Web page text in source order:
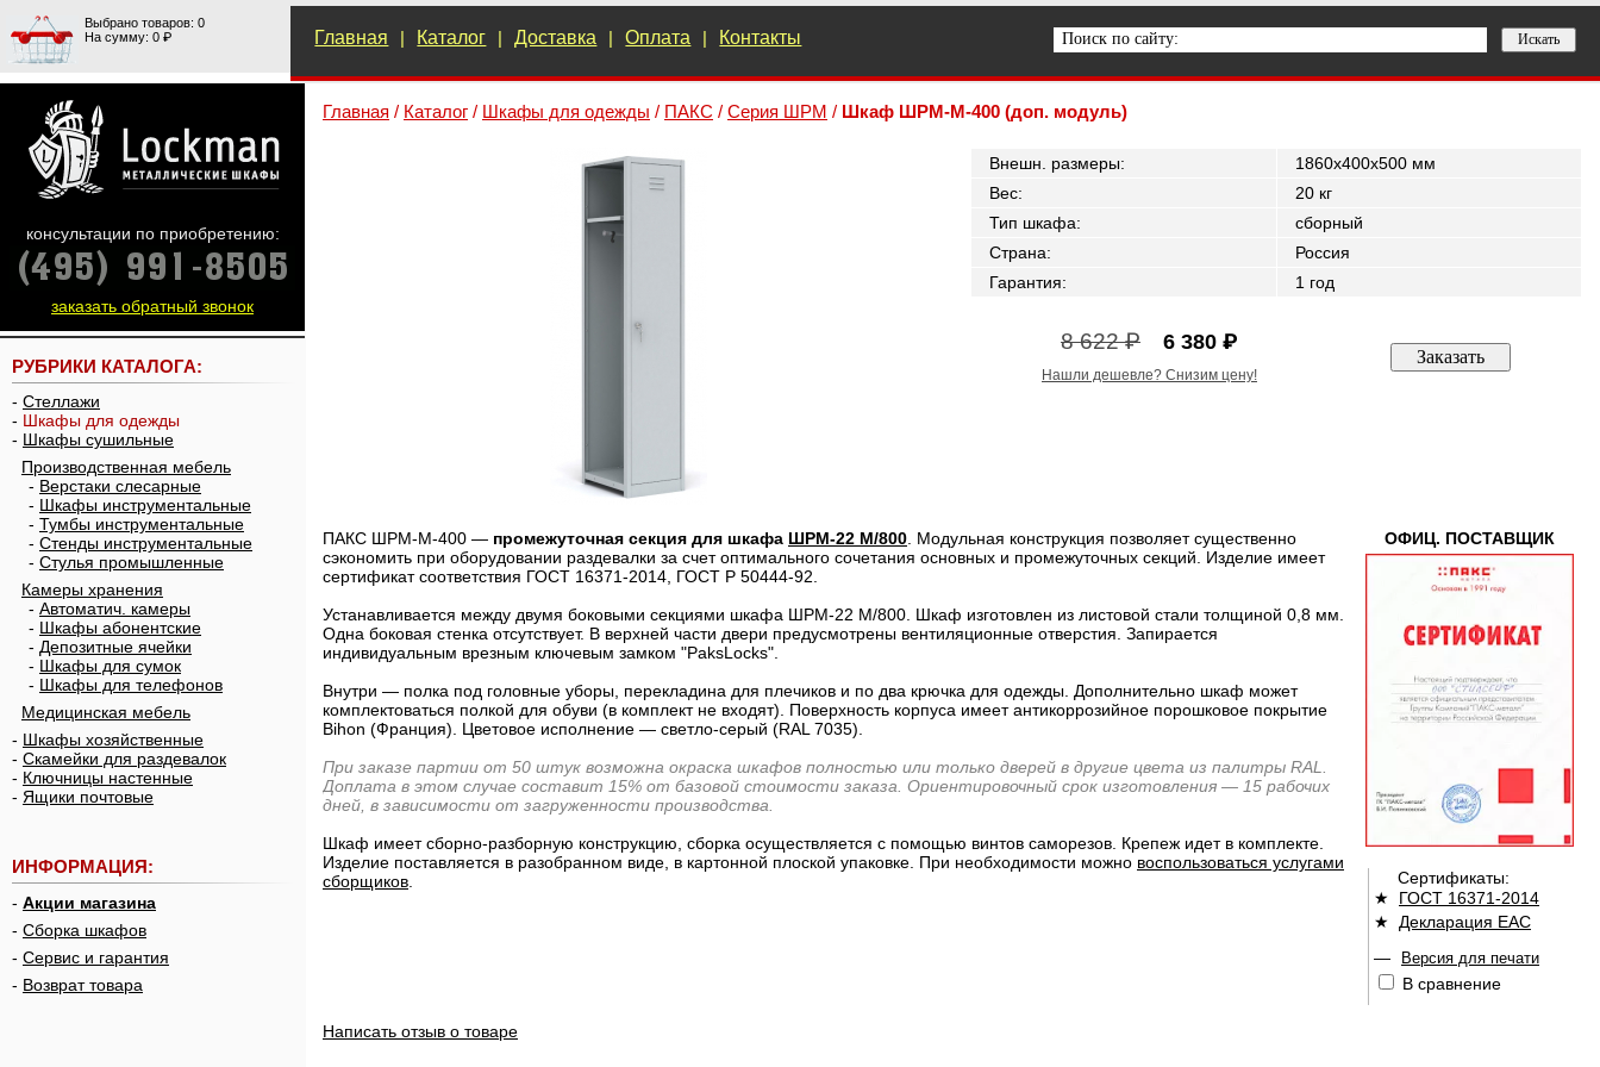
Выбрано товаров: 0
На сумму: 0 ₽
Главная | Каталог | Доставка | Оплата | Контакты
Главная / Каталог / Шкафы для одежды / ПАКС / Серия ШРМ / Шкаф ШРМ-М-400 (доп. модуль)
Внешн. размеры:
1860x400x500 мм
Вес:
20 кг
Тип шкафа:
сборный
Страна:
Россия
Гарантия: 1 год
8 622 ₽ 6 380 ₽
Нашли дешевле? Снизим цену!
ПАКС ШРМ-М-400 — промежуточная секция для шкафа ШРМ-22 М/800 . Модульная конструкция позволяет существенно
сэкономить при оборудовании раздевалки за счет оптимального сочетания основных и промежуточных секций. Изделие имеет
сертификат соответствия ГОСТ 16371-2014, ГОСТ Р 50444-92.
Устанавливается между двумя боковыми секциями шкафа ШРМ-22 М/800. Шкаф изготовлен из листовой стали толщиной 0,8 мм.
Одна боковая стенка отсутствует. В верхней части двери предусмотрены вентиляционные отверстия. Запирается
индивидуальным врезным ключевым замком "PaksLocks".
Внутри — полка под головные уборы, перекладина для плечиков и по два крючка для одежды. Дополнительно шкаф может
комплектоваться полкой для обуви (в комплект не входят). Поверхность корпуса имеет антикоррозийное порошковое покрытие
Bihon (Франция). Цветовое исполнение — светло-серый (RAL 7035).
При заказе партии от 50 штук возможна окраска шкафов полностью или только дверей в другие цвета из палитры RAL.
Доплата в этом случае составит 15% от базовой стоимости заказа. Ориентировочный срок изготовления — 15 рабочих
дней, в зависимости от загруженности производства.
Шкаф имеет сборно-разборную конструкцию, сборка осуществляется с помощью винтов саморезов. Крепеж идет в комплекте.
Изделие поставляется в разобранном виде, в картонной плоской упаковке. При необходимости можно воспользоваться услугами
сборщиков
ОФИЦ. ПОСТАВЩИК
Сертификаты:
★ ГОСТ 16371-2014
★ Декларация ЕАС
—
Версия для печати
В сравнение
Написать отзыв о товаре
консультации по приобретению:
заказать обратный звонок
РУБРИКИ КАТАЛОГА:
- Стеллажи
- Шкафы для одежды
- Шкафы сушильные
Производственная мебель
- Верстаки слесарные
- Шкафы инструментальные
- Тумбы инструментальные
- Стенды инструментальные
- Стулья промышленные
Камеры хранения
- Автоматич. камеры
- Шкафы абонентские
- Депозитные ячейки
- Шкафы для сумок
- Шкафы для телефонов
Медицинская мебель
- Шкафы хозяйственные
- Скамейки для раздевалок
- Ключницы настенные
- Ящики почтовые
ИНФОРМАЦИЯ:
- Акции магазина
- Сборка шкафов
- Сервис и гарантия
- Возврат товара